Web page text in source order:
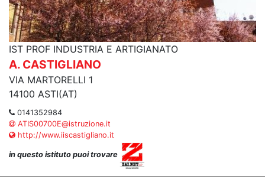
IST PROF INDUSTRIA E ARTIGIANATO
A. CASTIGLIANO
VIA MARTORELLI 1
14100 ASTI(AT)
0141352984
ATIS00700E@istruzione.it
http://www.iiscastigliano.it
in questo istituto puoi trovare